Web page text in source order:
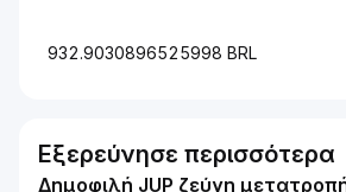
932.9030896525998 BRL
Εξερεύνησε περισσότερα
Δημοφιλή JUP ζεύγη